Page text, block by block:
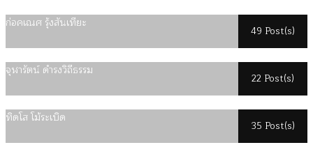
ก่อคเณศ รุ้งสันเทียะ
49 Post(s)
จุฬารัตน์ ดำรงวิถีธรรม
22 Post(s)
ทิดโส โม้ระเบิด
35 Post(s)